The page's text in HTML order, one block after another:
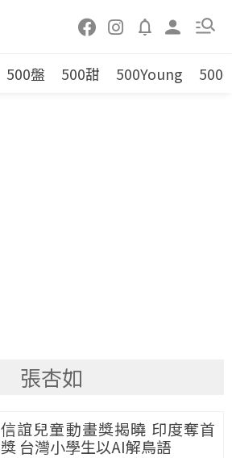
500盤 500甜 500Young 500
張杏如
信誼兒童動畫獎揭曉 印度奪首
獎 台灣小學生以AI解鳥語